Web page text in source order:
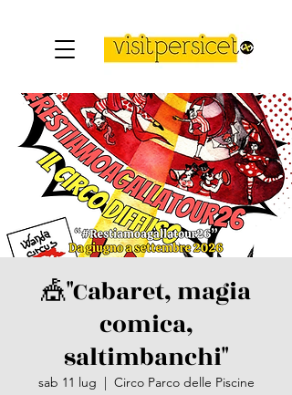
🎪​"Cabaret, magia
comica,
saltimbanchi"
sab 11 lug
  |
Circo Parco delle Piscine